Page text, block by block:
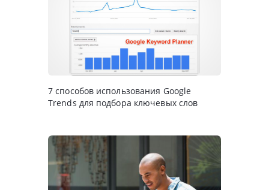
7 способов использования Google
Trends для подбора ключевых слов